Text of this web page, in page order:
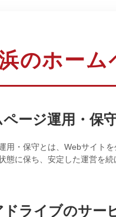
のホーム
ージ運用・保
用・保守とは、Webサイト
態に保ち、安定した運営を
ドライブのサー